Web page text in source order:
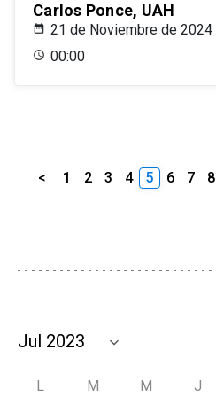
Carlos Ponce, UAH
21 de Noviembre de 2024
00:00
< 1 2 3 4 5 6 7 8
L M M J